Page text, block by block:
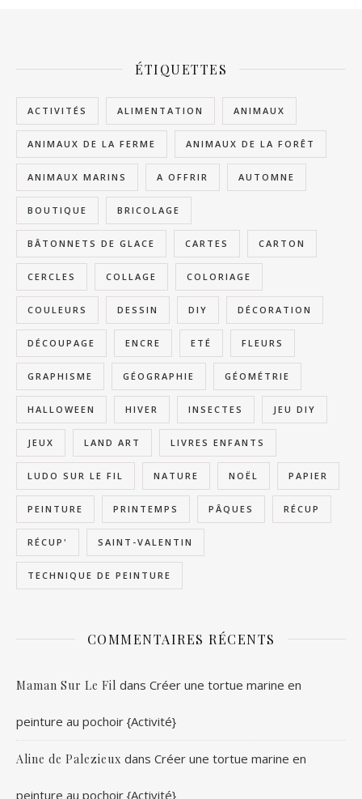
ÉTIQUETTES
ACTIVITÉS ALIMENTATION ANIMAUX
ANIMAUX DE LA FERME ANIMAUX DE LA FORÊT
ANIMAUX MARINS A OFFRIR AUTOMNE
BOUTIQUE BRICOLAGE
BÂTONNETS DE GLACE CARTES CARTON
CERCLES COLLAGE COLORIAGE
COULEURS DESSIN DIY DÉCORATION
DÉCOUPAGE ENCRE ETÉ FLEURS
GRAPHISME GÉOGRAPHIE GÉOMÉTRIE
HALLOWEEN HIVER INSECTES JEU DIY
JEUX LAND ART LIVRES ENFANTS
LUDO SUR LE FIL NATURE NOËL PAPIER
PEINTURE PRINTEMPS PÂQUES RÉCUP
RÉCUP' SAINT-VALENTIN
TECHNIQUE DE PEINTURE
COMMENTAIRES RÉCENTS
Maman Sur Le Fil dans Créer une tortue marine en
peinture au pochoir {Activité}
Aline de Palezieux dans Créer une tortue marine en
peinture au pochoir {Activité}